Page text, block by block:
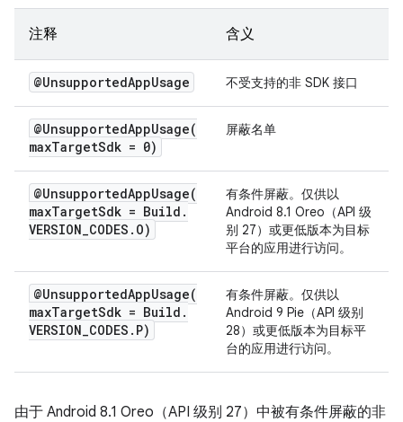
注释 含义
@UnsupportedAppUsage 不受支持的非 SDK 接口
@UnsupportedAppUsage(
maxTargetSdk = 0)
屏蔽名单
@UnsupportedAppUsage(
maxTargetSdk = Build .
VERSION_CODES . O)
有条件屏蔽。仅供以
Android 8.1 Oreo（API 级
别 27）或更低版本为目标
平台的应用进行访问。
@UnsupportedAppUsage(
maxTargetSdk = Build .
VERSION_CODES . P)
有条件屏蔽。仅供以
Android 9 Pie（API 级别
28）或更低版本为目标平
台的应用进行访问。
由于 Android 8.1 Oreo（API 级别 27）中被有条件屏蔽的非